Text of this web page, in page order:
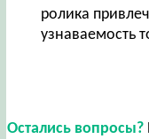
ролика
узнаваемость
Остались вопросы?